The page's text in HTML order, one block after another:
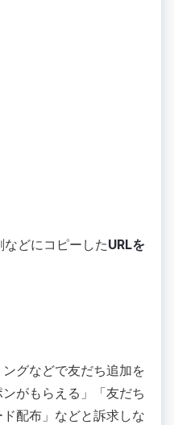
どにコピーしたURLを
グなどで友だち追加を
がもらえる」「友だち
配布」などと訴求しな